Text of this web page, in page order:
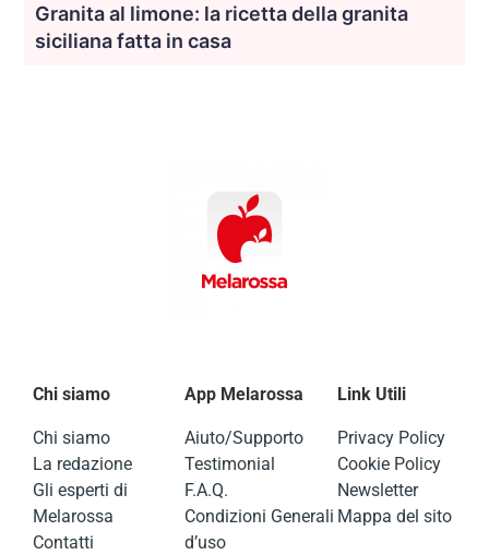
Granita al limone: la ricetta della granita
siciliana fatta in casa
Chi siamo
Chi siamo
La redazione
Gli esperti di
Melarossa
Contatti
App Melarossa
Aiuto/Supporto
Testimonial
F.A.Q.
Condizioni Generali
d’uso
Link Utili
Privacy Policy
Cookie Policy
Newsletter
Mappa del sito